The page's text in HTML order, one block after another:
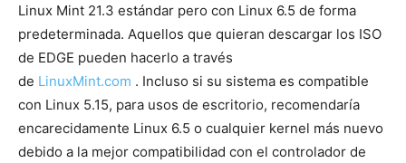
Linux Mint 21.3 estándar pero con Linux 6.5 de forma
predeterminada. Aquellos que quieran descargar los ISO
de EDGE pueden hacerlo a través
de LinuxMint.com . Incluso si su sistema es compatible
con Linux 5.15, para usos de escritorio, recomendaría
encarecidamente Linux 6.5 o cualquier kernel más nuevo
debido a la mejor compatibilidad con el controlador de